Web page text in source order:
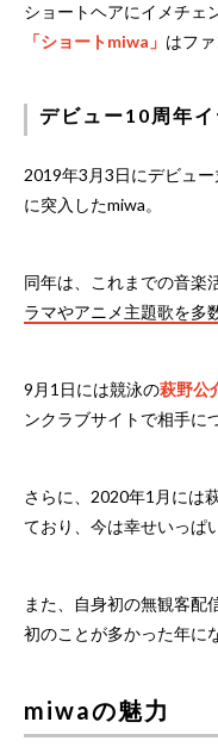
ショートヘアにイメチェ
「ショートmiwa」 はフ
デビュー10周年イ
2019年3月3日にデビュ
に突入したmiwa。
同年は、これまでの音楽
ラマやアニメ主題歌を多
9月1日には競泳の萩野公
ンクラブサイトで相手に
さらに、2020年1月には
ており、今は幸せいっぱ
また、自身初の無観客配
初のことが多かった年に
miwaの魅力